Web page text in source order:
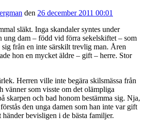
den 26 december 2011 00:01
släkt. Inga skandaler syntes under
ung dam – född vid förra sekelskiftet – som
från en inte särskilt trevlig man. Åren
hon en mycket äldre – gift – herre. Stor
Herren ville inte begära skilsmässa från
vänner som visste om det olämpliga
skarpen och bad honom bestämma sig. Nja,
den unga damen som han inte var gift
händer bevisligen i de bästa familjer.